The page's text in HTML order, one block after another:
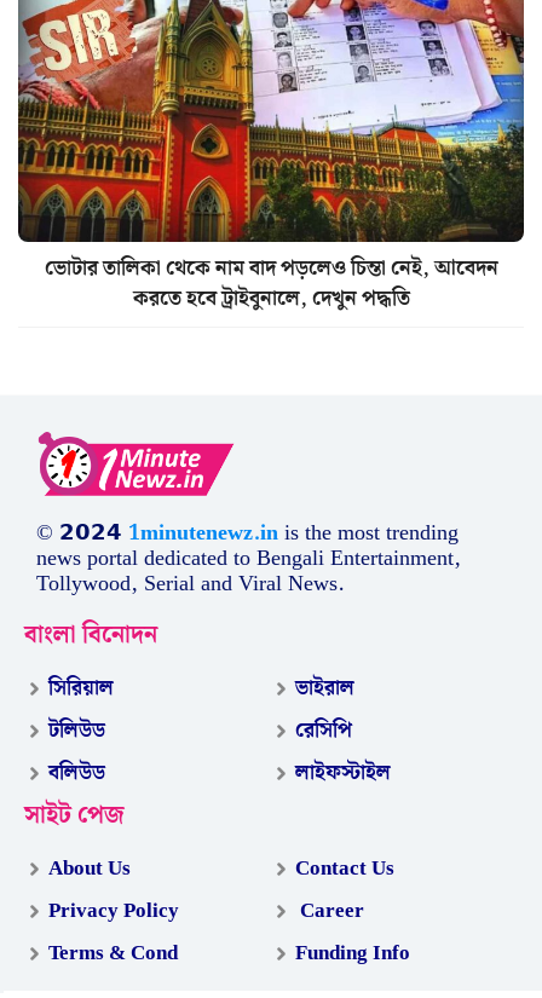
ভোটার তালিকা থেকে নাম বাদ পড়লেও চিন্তা নেই, আবেদন
করতে হবে ট্রাইবুনালে, দেখুন পদ্ধতি
© 𝟮𝟬𝟮𝟰 1minutenewz.inis the most trending
news portal dedicated to Bengali Entertainment,
Tollywood, Serial and Viral News.
বাংলা বিনোদন
সিরিয়াল
টলিউড
বলিউড
ভাইরাল
রেসিপি
লাইফস্টাইল
সাইট পেজ
About Us
Privacy Policy
Terms & Cond
Contact Us
Career
Funding Info